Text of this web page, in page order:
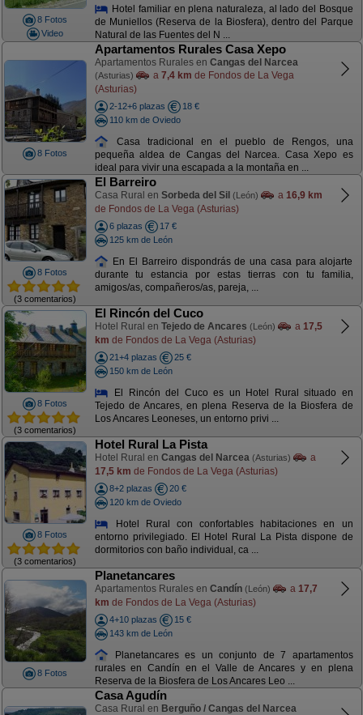
8 Fotos
Video
Hotel familiar en plena naturaleza, al lado del Bosque
de Muniellos (Reserva de la Biosfera), dentro del Parque
Natural de las Fuentes del N ...
8 Fotos
Apartamentos Rurales Casa Xepo
Apartamentos Rurales en Cangas del Narcea
(Asturias) a 7,4 km de Fondos de La Vega
(Asturias)
2-12+6 plazas
18 €
110 km de Oviedo
Casa tradicional en el pueblo de Rengos, una
pequeña aldea de Cangas del Narcea. Casa Xepo es
ideal para vivir una escapada a la montaña en ...
8 Fotos
(3 comentarios)
El Barreiro
Casa Rural en Sorbeda del Sil (León) a 16,9 km
de Fondos de La Vega (Asturias)
6 plazas
17 €
125 km de León
En El Barreiro dispondrás de una casa para alojarte
durante tu estancia por estas tierras con tu familia,
amigos/as, compañeros/as, pareja, ...
8 Fotos
(3 comentarios)
El Rincón del Cuco
Hotel Rural en Tejedo de Ancares (León) a 17,5
km de Fondos de La Vega (Asturias)
21+4 plazas
25 €
150 km de León
El Rincón del Cuco es un Hotel Rural situado en
Tejedo de Ancares, en plena Reserva de la Biosfera de
Los Ancares Leoneses, un entorno privi ...
8 Fotos
(3 comentarios)
Hotel Rural La Pista
Hotel Rural en Cangas del Narcea (Asturias)
a
17,5 km de Fondos de La Vega (Asturias)
8+2 plazas
20 €
120 km de Oviedo
Hotel Rural con confortables habitaciones en un
entorno privilegiado. El Hotel Rural La Pista dispone de
dormitorios con baño individual, ca ...
8 Fotos
Planetancares
Apartamentos Rurales en Candín (León) a 17,7
km de Fondos de La Vega (Asturias)
4+10 plazas
15 €
143 km de León
Planetancares es un conjunto de 7 apartamentos
rurales en Candín en el Valle de Ancares y en plena
Reserva de la Biosfera de Los Ancares Leo ...
Casa Agudín
Casa Rural en Berguño / Cangas del Narcea